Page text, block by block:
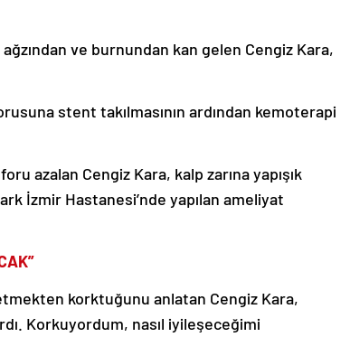
ve burnundan kan gelen Cengiz Kara,
stent takılmasının ardından kemoterapi
azalan Cengiz Kara, kalp zarına yapışık
İzmir Hastanesi’nde yapılan ameliyat
korktuğunu anlatan Cengiz Kara,
Korkuyordum, nasıl iyileşeceğimi